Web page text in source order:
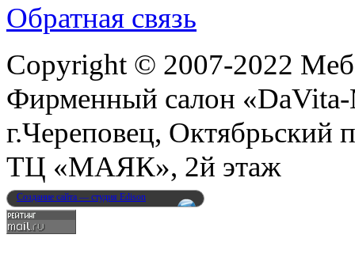
Обратная связь
Copyright © 2007-2022
Фирменный салон
г.Череповец, Октябрьский
ТЦ «МАЯК», 2й этаж
Создание сайта — студия Edison